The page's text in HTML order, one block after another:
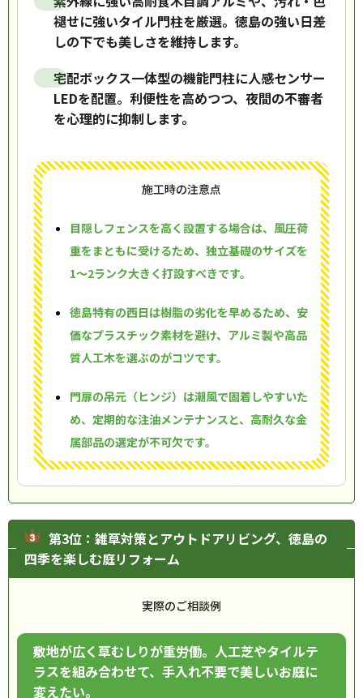
褪せに強いタイル門柱を厳選。徳島の強い日差
しの下でも美しさを維持します。
宅配ボックス一体型の機能門柱に人感センサー
LEDを配置。利便性を高めつつ、夜間の不審者
を心理的に抑制します。
施工時の注意点
目隠しフェンスを高く設置する場合は、風圧荷
重をまともに受けるため、独立基礎のサイズを
1〜2ランク大きく打設すべきです。
徳島特有の西日は樹脂の劣化を早めるため、安
価なプラスチック素材を避け、アルミ製や高品
質人工木を選ぶのがコツです。
門扉の吊元（ヒンジ）は潮風で固着しやすいた
め、定期的な注油メンテナンスと、高耐久な金
属部品の選定が不可欠です。
第3位：雑草対策とアウトドアリビング、徳島の
四季を楽しむ庭リフォーム
実際のご相談例
敷地が広く草むしりが重労働。人工芝やタイルテ
ラスを組み合わせて、手入れ不要で美しいお庭に
変えたい。